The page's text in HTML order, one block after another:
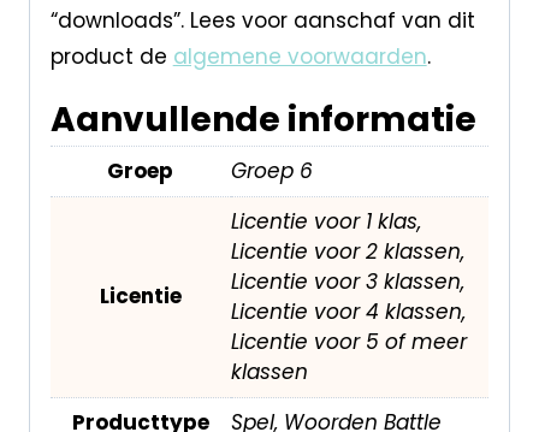
“downloads”. Lees voor aanschaf van dit
product de algemene voorwaarden.
Aanvullende informatie
Groep Groep 6
Licentie
Licentie voor 1 klas,
Licentie voor 2 klassen,
Licentie voor 3 klassen,
Licentie voor 4 klassen,
Licentie voor 5 of meer
klassen
Producttype
Spel, Woorden Battle